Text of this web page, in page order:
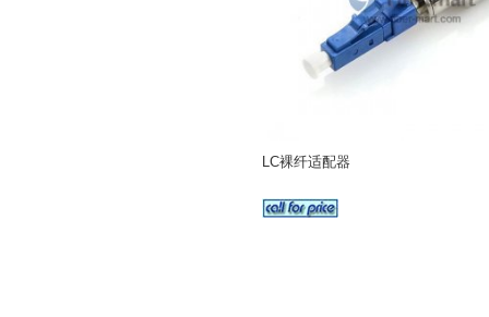
LC裸纤适配器